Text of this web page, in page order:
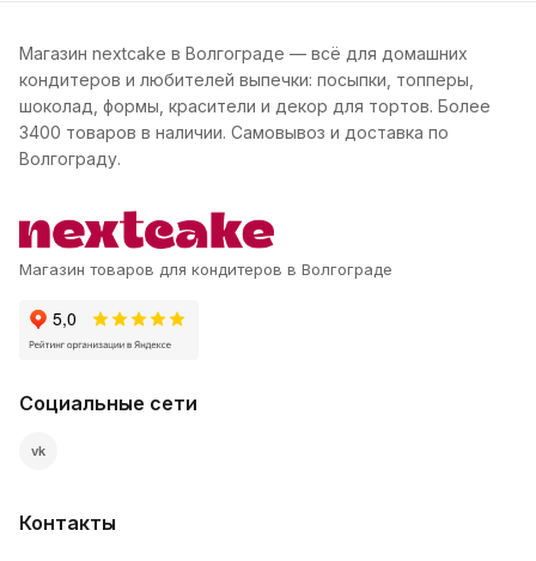
Магазин nextcake в Волгограде — всё для домашних
кондитеров и любителей выпечки: посыпки, топперы,
шоколад, формы, красители и декор для тортов. Более
3400 товаров в наличии. Самовывоз и доставка по
Волгограду.
Магазин товаров для кондитеров в Волгограде
Социальные сети
vk
Контакты